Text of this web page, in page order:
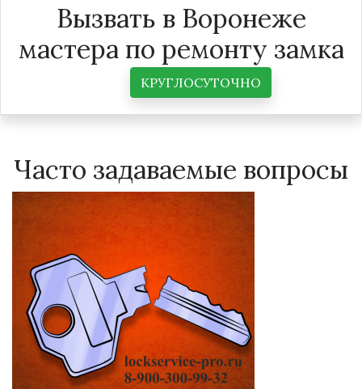
Вызвать в Воронеже
мастера по ремонту замка
КРУГЛОСУТОЧНО
Часто задаваемые вопросы